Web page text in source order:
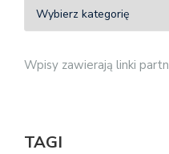
Wpisy zawierają linki
TAGI